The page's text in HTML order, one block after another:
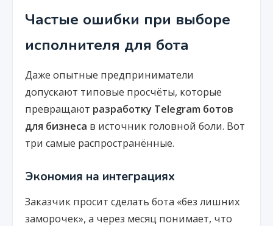
Частые ошибки при выборе
исполнителя для бота
Даже опытные предприниматели
допускают типовые просчёты, которые
превращают разработку Telegram ботов
для бизнеса в источник головной боли. Вот
три самые распространённые.
Экономия на интеграциях
Заказчик просит сделать бота «без лишних
заморочек», а через месяц понимает, что